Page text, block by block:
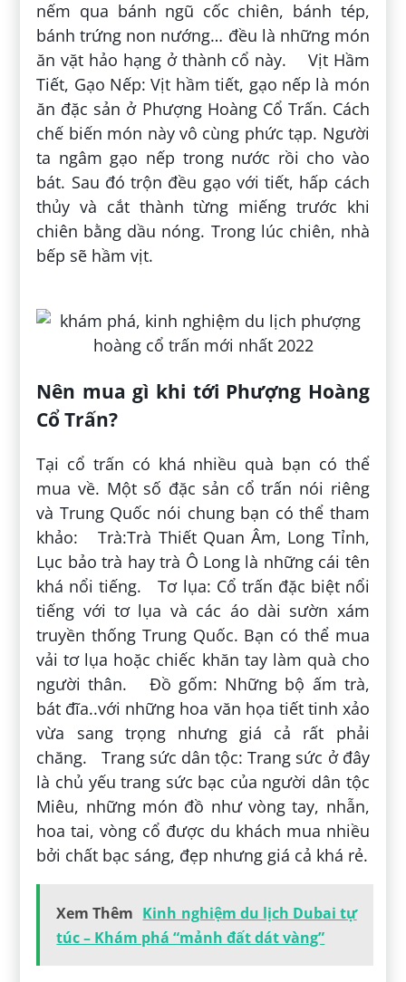
nếm qua bánh ngũ cốc chiên, bánh tép,
bánh trứng non nướng… đều là những món
ăn vặt hảo hạng ở thành cổ này. Vịt Hầm
Tiết, Gạo Nếp: Vịt hầm tiết, gạo nếp là món
ăn đặc sản ở Phượng Hoàng Cổ Trấn. Cách
chế biến món này vô cùng phức tạp. Người
ta ngâm gạo nếp trong nước rồi cho vào
bát. Sau đó trộn đều gạo với tiết, hấp cách
thủy và cắt thành từng miếng trước khi
chiên bằng dầu nóng. Trong lúc chiên, nhà
bếp sẽ hầm vịt.
Nên mua gì khi tới Phượng Hoàng
Cổ Trấn?
Tại cổ trấn có khá nhiều quà bạn có thể
mua về. Một số đặc sản cổ trấn nói riêng
và Trung Quốc nói chung bạn có thể tham
khảo: Trà:Trà Thiết Quan Âm, Long Tỉnh,
Lục bảo trà hay trà Ô Long là những cái tên
khá nổi tiếng. Tơ lụa: Cổ trấn đặc biệt nổi
tiếng với tơ lụa và các áo dài sườn xám
truyền thống Trung Quốc. Bạn có thể mua
vải tơ lụa hoặc chiếc khăn tay làm quà cho
người thân. Đồ gốm: Những bộ ấm trà,
bát đĩa..với những hoa văn họa tiết tinh xảo
vừa sang trọng nhưng giá cả rất phải
chăng. Trang sức dân tộc: Trang sức ở đây
là chủ yếu trang sức bạc của người dân tộc
Miêu, những món đồ như vòng tay, nhẫn,
hoa tai, vòng cổ được du khách mua nhiều
bởi chất bạc sáng, đẹp nhưng giá cả khá rẻ.
Xem Thêm Kinh nghiệm du lịch Dubai tự
túc – Khám phá “mảnh đất dát vàng”